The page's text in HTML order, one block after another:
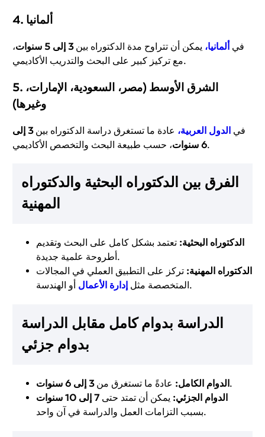
4. ألمانيا
في ألمانيا، يمكن أن تتراوح مدة الدكتوراه بين3 إلى 5 سنوات
،
مع تركيز كبير على البحث والتدريب الأكاديمي.
5. الشرق الأوسط (مصر، السعودية، الإمارات،
وغيرها)
في الدول العربية، عادة ما تستغرق دراسة الدكتوراه بين
3 إلى
6 سنوات، حسب طبيعة البحث والتخصص الأكاديمي.
الفرق بين الدكتوراه البحثية والدكتوراه
المهنية
الدكتوراه البحثية: تعتمد بشكل كامل على البحث وتقديم
أطروحة علمية جديدة.
الدكتوراه المهنية: تركز على التطبيق العملي في المجالات
المتخصصة مثل إدارة الأعمال أو الهندسة.
الدراسة بدوام كامل مقابل الدراسة
بدوام جزئي
الدوام الكامل: عادةً ما تستغرق من3 إلى 6 سنوات
.
الدوام الجزئي: يمكن أن تمتد حتى 7 إلى 10 سنوات
بسبب التزامات العمل والدراسة في آن واحد.